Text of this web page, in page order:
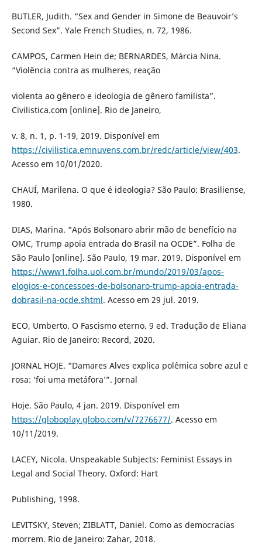
BUTLER, Judith. “Sex and Gender in Simone de Beauvoir’s
Second Sex”. Yale French Studies, n. 72, 1986.
CAMPOS, Carmen Hein de; BERNARDES, Márcia Nina.
“Violência contra as mulheres, reação
violenta ao gênero e ideologia de gênero familista”.
Civilistica.com [online]. Rio de Janeiro,
v. 8, n. 1, p. 1-19, 2019. Disponível em
https://civilistica.emnuvens.com.br/redc/article/view/403.
Acesso em 10/01/2020.
CHAUÍ, Marilena. O que é ideologia? São Paulo: Brasiliense,
1980.
DIAS, Marina. “Após Bolsonaro abrir mão de benefício na
OMC, Trump apoia entrada do Brasil na OCDE”. Folha de
São Paulo [online]. São Paulo, 19 mar. 2019. Disponível em
https://www1.folha.uol.com.br/mundo/2019/03/apos-
elogios-e-concessoes-de-bolsonaro-trump-apoia-entrada-
dobrasil-na-ocde.shtml. Acesso em 29 jul. 2019.
ECO, Umberto. O Fascismo eterno. 9 ed. Tradução de Eliana
Aguiar. Rio de Janeiro: Record, 2020.
JORNAL HOJE. “Damares Alves explica polêmica sobre azul e
rosa: ‘foi uma metáfora’”. Jornal
Hoje. São Paulo, 4 jan. 2019. Disponível em
https://globoplay.globo.com/v/7276677/. Acesso em
10/11/2019.
LACEY, Nicola. Unspeakable Subjects: Feminist Essays in
Legal and Social Theory. Oxford: Hart
Publishing, 1998.
LEVITSKY, Steven; ZIBLATT, Daniel. Como as democracias
morrem. Rio de Janeiro: Zahar, 2018.